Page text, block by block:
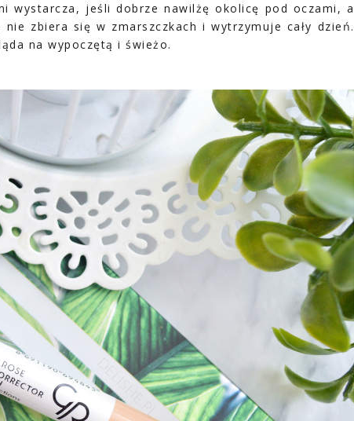
wystarcza, jeśli dobrze nawilżę okolicę pod oczami, a
zbiera się w zmarszczkach i wytrzymuje cały dzień.
na wypoczętą i świeżo.